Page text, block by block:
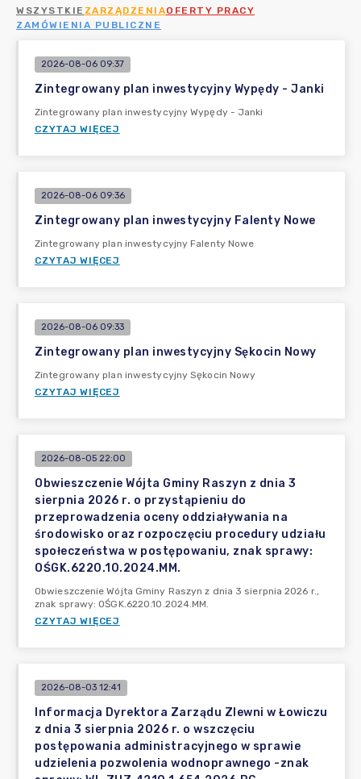
WSZYSTKIE ZARZĄDZENIAOFERTY PRACY
ZAMÓWIENIA PUBLICZNE
2026-08-06 09:37
Zintegrowany plan inwestycyjny Wypędy - Janki
Zintegrowany plan inwestycyjny Wypędy - Janki
CZYTAJ WIĘCEJ
2026-08-06 09:36
Zintegrowany plan inwestycyjny Falenty Nowe
Zintegrowany plan inwestycyjny Falenty Nowe
CZYTAJ WIĘCEJ
2026-08-06 09:33
Zintegrowany plan inwestycyjny Sękocin Nowy
Zintegrowany plan inwestycyjny Sękocin Nowy
CZYTAJ WIĘCEJ
2026-08-05 22:00
Obwieszczenie Wójta Gminy Raszyn z dnia 3
sierpnia 2026 r. o przystąpieniu do
przeprowadzenia oceny oddziaływania na
środowisko oraz rozpoczęciu procedury udziału
społeczeństwa w postępowaniu, znak sprawy:
OŚGK.6220.10.2024.MM.
Obwieszczenie Wójta Gminy Raszyn z dnia 3 sierpnia 2026 r.,
znak sprawy: OŚGK.6220.10.2024.MM.
CZYTAJ WIĘCEJ
2026-08-03 12:41
Informacja Dyrektora Zarządu Zlewni w Łowiczu
z dnia 3 sierpnia 2026 r. o wszczęciu
postępowania administracyjnego w sprawie
udzielenia pozwolenia wodnoprawnego -znak